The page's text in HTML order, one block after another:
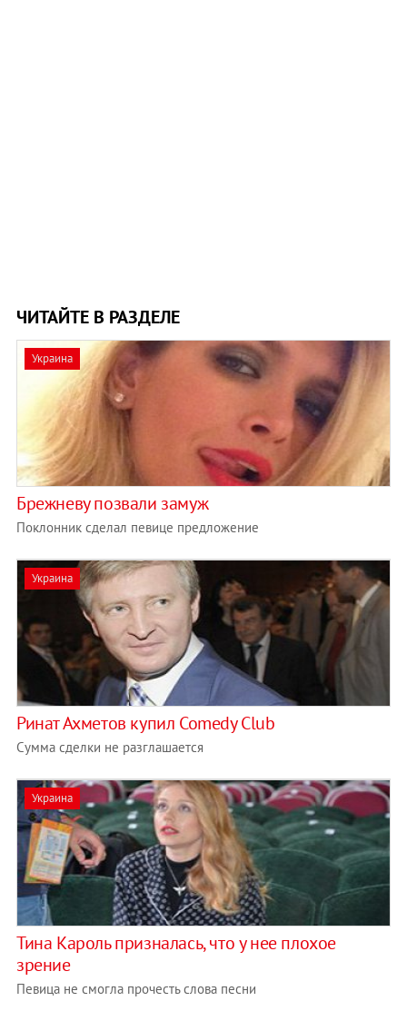
ЧИТАЙТЕ В РАЗДЕЛЕ
Украина
Брежневу позвали замуж
Поклонник сделал певице предложение
Украина
Ринат Ахметов купил Comedy Club
Сумма сделки не разглашается
Украина
Тина Кароль призналась, что у нее плохое
зрение
Певица не смогла прочесть слова песни